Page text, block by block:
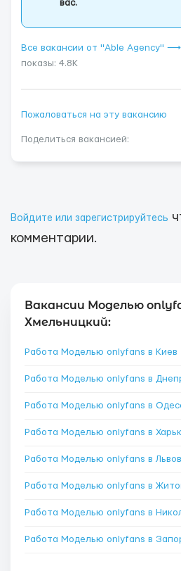
вас.
Все вакансии от "Able Agency" ⟶
показы: 4.8K
Пожаловаться на эту вакансию
Поделиться вакансией:
Войдите или зарегистрируйтесь
комментарии.
Вакансии Моделью
Хмельницкий:
Работа Моделью onlyfans в Киев
Работа Моделью onlyfans в
Работа Моделью onlyfans в
Работа Моделью onlyfans в
Работа Моделью onlyfans в Львов
Работа Моделью onlyfans в
Работа Моделью onlyfans в
Работа Моделью onlyfans в